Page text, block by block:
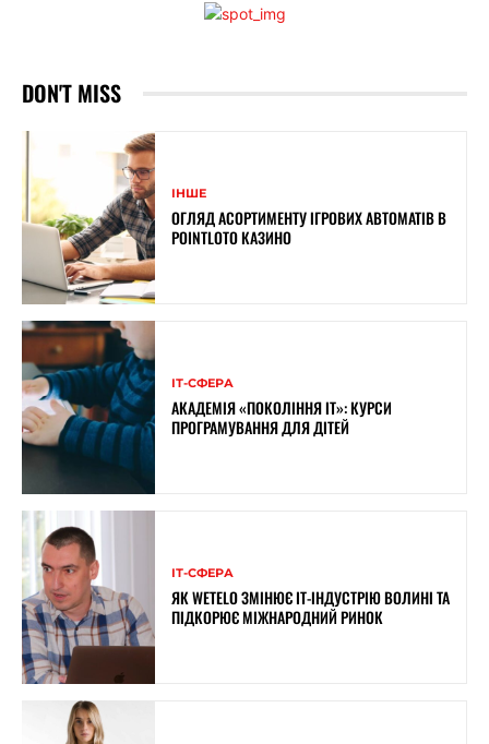
DON'T MISS
ІНШЕ
ОГЛЯД АСОРТИМЕНТУ ІГРОВИХ АВТОМАТІВ В
POINTLOTO КАЗИНО
ІТ-СФЕРА
АКАДЕМІЯ «ПОКОЛІННЯ ІТ»: КУРСИ
ПРОГРАМУВАННЯ ДЛЯ ДІТЕЙ
ІТ-СФЕРА
ЯК WETELO ЗМІНЮЄ IT-ІНДУСТРІЮ ВОЛИНІ ТА
ПІДКОРЮЄ МІЖНАРОДНИЙ РИНОК